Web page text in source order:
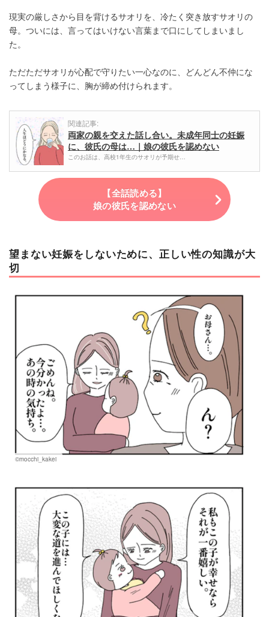
現実の厳しさから目を背けるサオリを、冷たく突き放すサオリの
母。ついには、言ってはいけない言葉まで口にしてしまいまし
た。
ただただサオリが心配で守りたい一心なのに、どんどん不仲にな
ってしまう様子に、胸が締め付けられます。
関連記事:
両家の親を交えた話し合い。未成年同士の妊娠
に、彼氏の母は…｜娘の彼氏を認めない
このお話は、高校1年生のサオリが予期せ…
【全話読める】
娘の彼氏を認めない
望まない妊娠をしないために、正しい性の知識が大
切
©mocchi_kakei